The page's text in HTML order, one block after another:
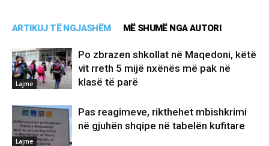
ARTIKUJ TË NGJASHËM MË SHUMË NGA AUTORI
Lajme
Po zbrazen shkollat në Maqedoni, këtë
vit rreth 5 mijë nxënës më pak në
klasë të parë
Lajme
Pas reagimeve, rikthehet mbishkrimi
në gjuhën shqipe në tabelën kufitare